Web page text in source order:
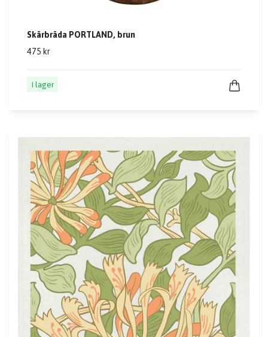
Skärbräda PORTLAND, brun
475 kr
I lager